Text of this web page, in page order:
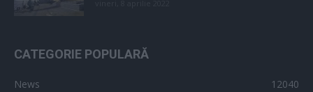
CATEGORIE POPULARĂ
News
12040